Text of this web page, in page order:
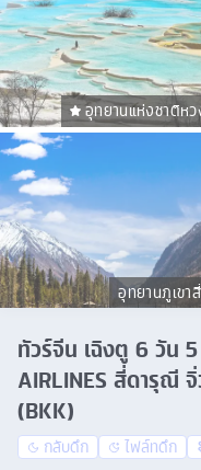
อุทยานแห่งชาติห
อุทยานภูเข
ทัวร์จีน เฉิงตู 6 วัน
AIRLINES สี่ดารุณี
(BKK)
กลับดึก ไฟล์ทดึก